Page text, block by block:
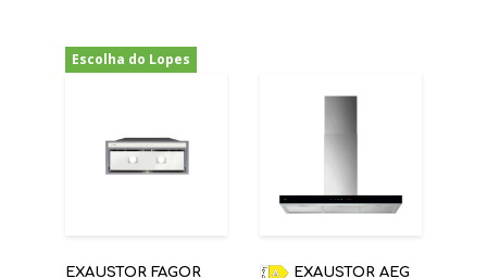
Escolha do Lopes
EXAUSTOR FAGOR